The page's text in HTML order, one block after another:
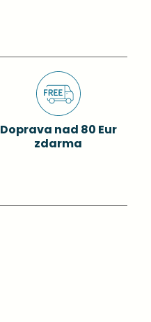
Doprava nad 80 Eur
zdarma